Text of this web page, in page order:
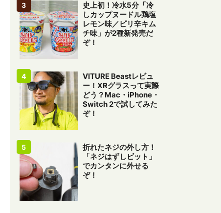
史上初！冷水5分「冷
しカップヌードル鶏塩
レモン味／ピリ辛キム
チ味」が2種新発売だ
ぞ！
VITURE Beastレビュ
ー！XRグラスって実際
どう？Mac・iPhone・
Switch 2で試してみた
ぞ！
折れたネジの外し方！
「ネジはずしビット」
でカンタンに外せる
ぞ！